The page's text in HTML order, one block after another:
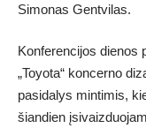
Simonas Gentvilas.
Konferencijos dienos
„Toyota“ koncerno
pasidalys mintimis,
šiandien